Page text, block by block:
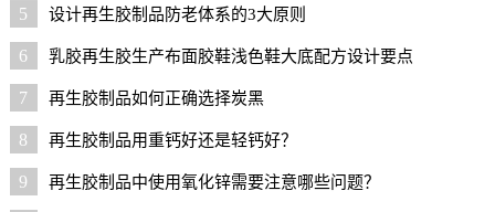
5 设计再生胶制品防老体系的3大原则
6 乳胶再生胶生产布面胶鞋浅色鞋大底配方设计要点
7 再生胶制品如何正确选择炭黑
8 再生胶制品用重钙好还是轻钙好？
9 再生胶制品中使用氧化锌需要注意哪些问题？